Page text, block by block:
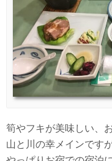
筍やフキが美味しい、
山と川の幸メインです